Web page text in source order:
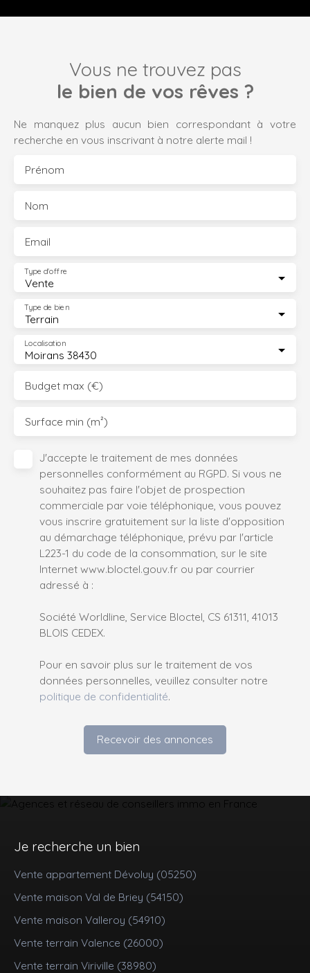
Vous ne trouvez pas
le bien de vos rêves ?
Ne manquez plus aucun bien correspondant à votre
recherche en vous inscrivant à notre alerte mail !
Prénom
Nom
Email
Vente
Type d'offre
Terrain
Type de bien
Moirans 38430
Localisation
Budget max (€)
Surface min (m²)
J'accepte le traitement de mes données
personnelles conformément au RGPD. Si vous ne
souhaitez pas faire l'objet de prospection
commerciale par voie téléphonique, vous pouvez
vous inscrire gratuitement sur la liste d'opposition
au démarchage téléphonique, prévu par l'article
L223-1 du code de la consommation, sur le site
Internet www.bloctel.gouv.fr ou par courrier
adressé à :
Société Worldline, Service Bloctel, CS 61311, 41013
BLOIS CEDEX.
Pour en savoir plus sur le traitement de vos
données personnelles, veuillez consulter notre
politique de confidentialité.
Recevoir des annonces
Je recherche un bien
Vente appartement Dévoluy (05250)
Vente maison Val de Briey (54150)
Vente maison Valleroy (54910)
Vente terrain Valence (26000)
Vente terrain Viriville (38980)